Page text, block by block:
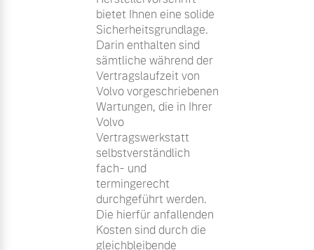
bietet Ihnen eine solide
Sicherheitsgrundlage.
Darin enthalten sind
sämtliche während der
Vertragslaufzeit von
Volvo vorgeschriebenen
Wartungen, die in Ihrer
Volvo
Vertragswerkstatt
selbstverständlich
fach- und
termingerecht
durchgeführt werden.
Die hierfür anfallenden
Kosten sind durch die
gleichbleibende